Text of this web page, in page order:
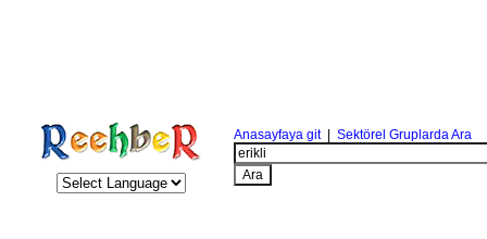
Anasayfaya git| Sektörel Gruplarda Ara